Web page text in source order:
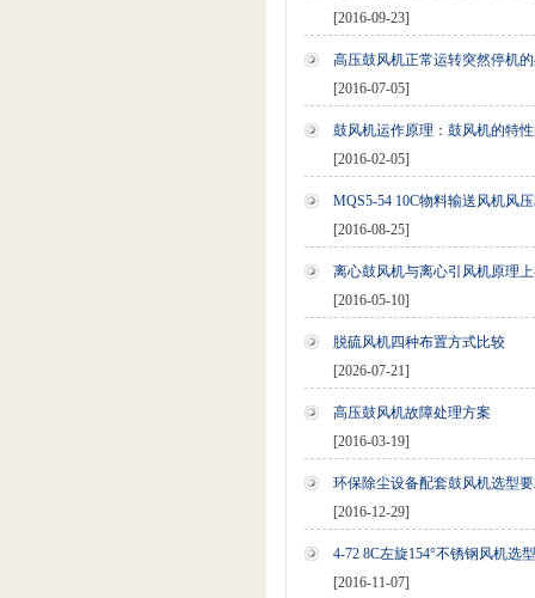
[2016-09-23]
高压鼓风机正常运转突然停机
[2016-07-05]
鼓风机运作原理：鼓风机的特
[2016-02-05]
MQS5-54 10C物料输送风机风压
[2016-08-25]
离心鼓风机与离心引风机原理
[2016-05-10]
脱硫风机四种布置方式比较
[2026-07-21]
高压鼓风机故障处理方案
[2016-03-19]
环保除尘设备配套鼓风机选型
[2016-12-29]
4-72 8C左旋154°不锈钢风机选
[2016-11-07]